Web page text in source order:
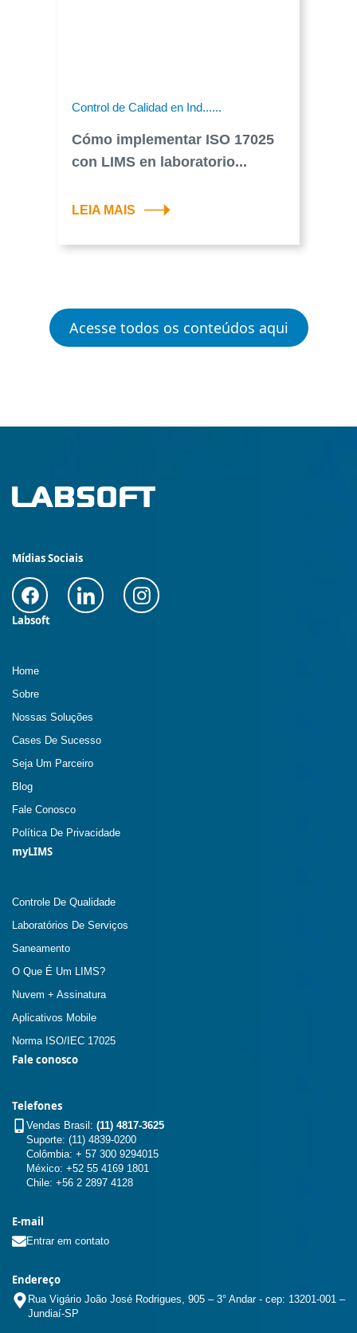
Control de Calidad en Ind......
Cómo implementar ISO 17025
con LIMS en laboratorio...
LEIA MAIS
Acesse todos os conteúdos aqui
Mídias Sociais
Labsoft
Home
Sobre
Nossas Soluções
Cases De Sucesso
Seja Um Parceiro
Blog
Fale Conosco
Política De Privacidade
myLIMS
Controle De Qualidade
Laboratórios De Serviços
Saneamento
O Que É Um LIMS?
Nuvem + Assinatura
Aplicativos Mobile
Norma ISO/IEC 17025
Fale conosco
Telefones
Vendas Brasil: (11) 4817-3625
Suporte: (11) 4839-0200
Colômbia: + 57 300 9294015
México: +52 55 4169 1801
Chile: +56 2 2897 4128
E-mail
Entrar em contato
Endereço
Rua Vigário João José Rodrigues, 905 – 3° Andar - cep: 13201-001 –
Jundiaí-SP